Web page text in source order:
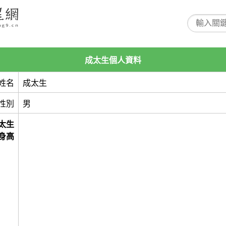
成太生個人資料
名 成太生
別 男
生
高